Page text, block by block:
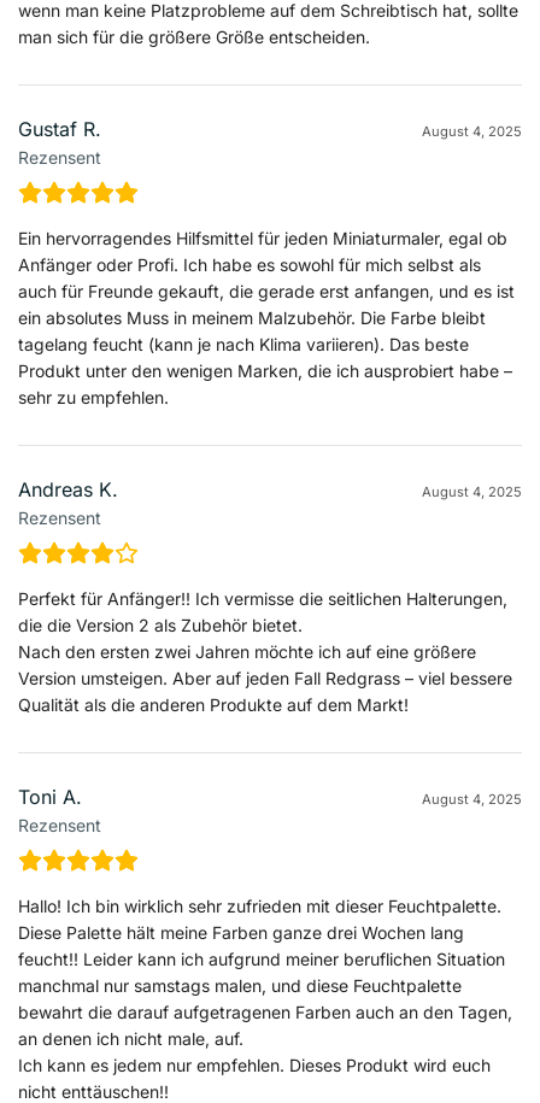
wenn man keine Platzprobleme auf dem Schreibtisch hat, sollte
man sich für die größere Größe entscheiden.
Gustaf R.
Rezensent
August 4, 2025
Ein hervorragendes Hilfsmittel für jeden Miniaturmaler, egal ob
Anfänger oder Profi. Ich habe es sowohl für mich selbst als
auch für Freunde gekauft, die gerade erst anfangen, und es ist
ein absolutes Muss in meinem Malzubehör. Die Farbe bleibt
tagelang feucht (kann je nach Klima variieren). Das beste
Produkt unter den wenigen Marken, die ich ausprobiert habe –
sehr zu empfehlen.
Andreas K.
Rezensent
August 4, 2025
Perfekt für Anfänger!! Ich vermisse die seitlichen Halterungen,
die die Version 2 als Zubehör bietet.
Nach den ersten zwei Jahren möchte ich auf eine größere
Version umsteigen. Aber auf jeden Fall Redgrass – viel bessere
Qualität als die anderen Produkte auf dem Markt!
Toni A.
Rezensent
August 4, 2025
Hallo! Ich bin wirklich sehr zufrieden mit dieser Feuchtpalette.
Diese Palette hält meine Farben ganze drei Wochen lang
feucht!! Leider kann ich aufgrund meiner beruflichen Situation
manchmal nur samstags malen, und diese Feuchtpalette
bewahrt die darauf aufgetragenen Farben auch an den Tagen,
an denen ich nicht male, auf.
Ich kann es jedem nur empfehlen. Dieses Produkt wird euch
nicht enttäuschen!!